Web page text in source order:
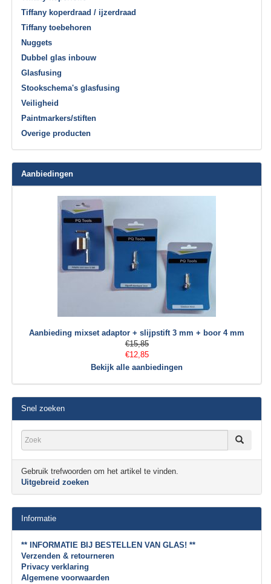
Tiffany koperdraad / ijzerdraad
Tiffany toebehoren
Nuggets
Dubbel glas inbouw
Glasfusing
Stookschema's glasfusing
Veiligheid
Paintmarkers/stiften
Overige producten
Aanbiedingen
Aanbieding mixset adaptor + slijpstift 3 mm + boor 4 mm
€15,85
€12,85
Bekijk alle aanbiedingen
Snel zoeken
Gebruik trefwoorden om het artikel te vinden.
Uitgebreid zoeken
Informatie
** INFORMATIE BIJ BESTELLEN VAN GLAS! **
Verzenden & retourneren
Privacy verklaring
Algemene voorwaarden